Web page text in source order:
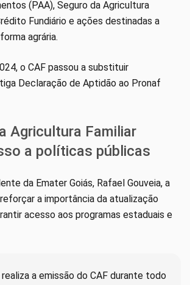
(PAA), Seguro da Agricultura
Fundiário e ações destinadas a
agrária.
o CAF passou a substituir
Declaração de Aptidão ao Pronaf
Agricultura Familiar
a políticas públicas
da Emater Goiás, Rafael Gouveia, a
a importância da atualização
acesso aos programas estaduais e
realiza a emissão do CAF durante todo